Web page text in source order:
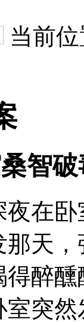
当前
智
在
天
醉
突